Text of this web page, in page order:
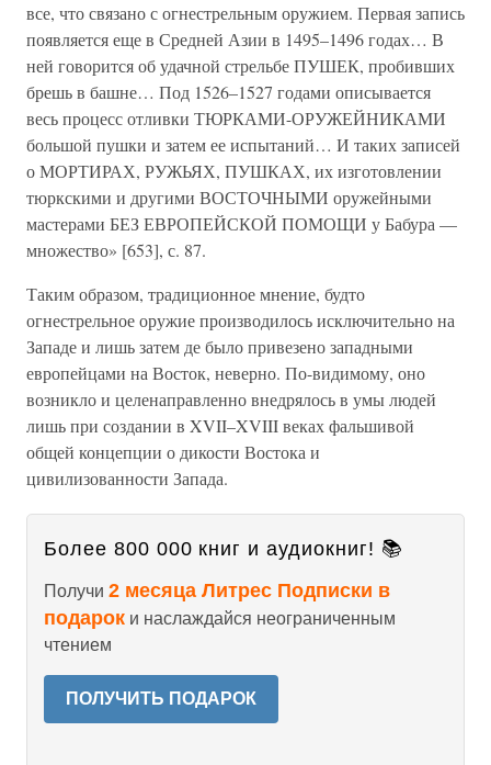
все, что связано с огнестрельным оружием. Первая запись
появляется еще в Средней Азии в 1495–1496 годах… В
ней говорится об удачной стрельбе ПУШЕК, пробивших
брешь в башне… Под 1526–1527 годами описывается
весь процесс отливки ТЮРКАМИ-ОРУЖЕЙНИКАМИ
большой пушки и затем ее испытаний… И таких записей
о МОРТИРАХ, РУЖЬЯХ, ПУШКАХ, их изготовлении
тюркскими и другими ВОСТОЧНЫМИ оружейными
мастерами БЕЗ ЕВРОПЕЙСКОЙ ПОМОЩИ у Бабура —
множество» [653], с. 87.
Таким образом, традиционное мнение, будто
огнестрельное оружие производилось исключительно на
Западе и лишь затем де было привезено западными
европейцами на Восток, неверно. По-видимому, оно
возникло и целенаправленно внедрялось в умы людей
лишь при создании в XVII–XVIII веках фальшивой
общей концепции о дикости Востока и
цивилизованности Запада.
Более 800 000 книг и аудиокниг! 📚
Получи 2 месяца Литрес Подписки в
подарок и наслаждайся неограниченным
чтением
ПОЛУЧИТЬ ПОДАРОК